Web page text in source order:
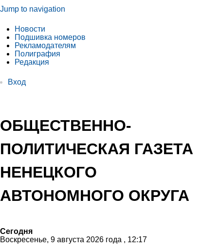
Jump to navigation
Новости
Подшивка номеров
Рекламодателям
Полиграфия
Редакция
Вход
ОБЩЕСТВЕННО-
ПОЛИТИЧЕСКАЯ ГАЗЕТА
НЕНЕЦКОГО
АВТОНОМНОГО ОКРУГА
Сегодня
Воскресенье, 9 августа 2026 года , 12:17